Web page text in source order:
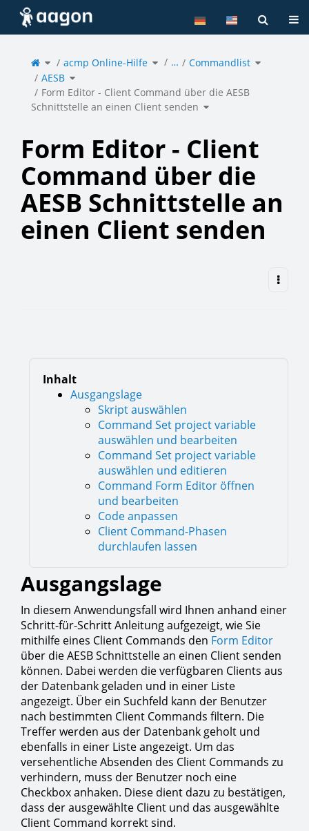
Startseite
Schalte
den
übergeordneten
Baum
von
Form
Editor
-
Client
Command
über
die
AESB
Schnittstelle
an
einen
Client
acmp Online-Hilfe Schalte
den
Verzeichnisbaum
unter
… Commandlist Schalte
den
unter
AESB Schalte
den
Verzeichnisbaum
unter
AESB
um.
Form Editor - Client Command über die AESB
Schnittstelle an einen Client senden Schalte
den
Verzeichnisbaum
unter
die
AESB
Schnittstelle
an
einen
Client
senden
um.
Form Editor - Client
Command über die
AESB Schnittstelle an
einen Client senden
Inhalt
Ausgangslage
Skript auswählen
Command Set project variable
auswählen und bearbeiten
Command Set project variable
auswählen und editieren
Command Form Editor öffnen
und bearbeiten
Code anpassen
Client Command-Phasen
durchlaufen lassen
Ausgangslage
In diesem Anwendungsfall wird Ihnen anhand einer
Schritt-für-Schritt Anleitung aufgezeigt, wie Sie
mithilfe eines Client Commands den Form Editor
über die AESB Schnittstelle an einen Client senden
können. Dabei werden die verfügbaren Clients aus
der Datenbank geladen und in einer Liste
angezeigt. Über ein Suchfeld kann der Benutzer
nach bestimmten Client Commands filtern. Die
Treffer werden aus der Datenbank geholt und
ebenfalls in einer Liste angezeigt. Um das
versehentliche Absenden des Client Commands zu
verhindern, muss der Benutzer noch eine
Checkbox anhaken. Diese dient dazu zu bestätigen,
dass der ausgewählte Client und das ausgewählte
Client Command korrekt sind.